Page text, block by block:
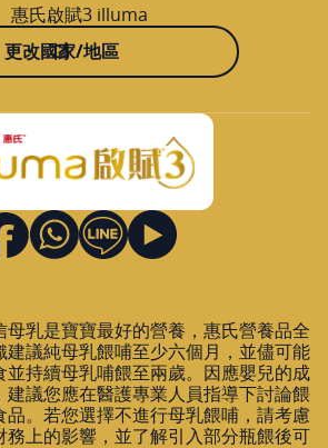
惠氏啟賦3 illuma
更改國家/地區
乳是寶寶最好的營養，惠氏營養品全
建議純母乳餵哺至少六個月，並儘可能
並持續母乳哺餵至兩歲。因應嬰兒的成
建議您應在醫護專業人員指導下討論餵
。若您選擇不進行母乳餵哺，請考慮
務上的影響，並了解引入部分瓶餵後可